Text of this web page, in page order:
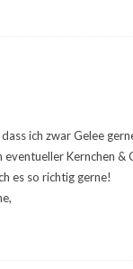
ich zwar Gelee
eventueller Kernchen
es so richtig gerne!